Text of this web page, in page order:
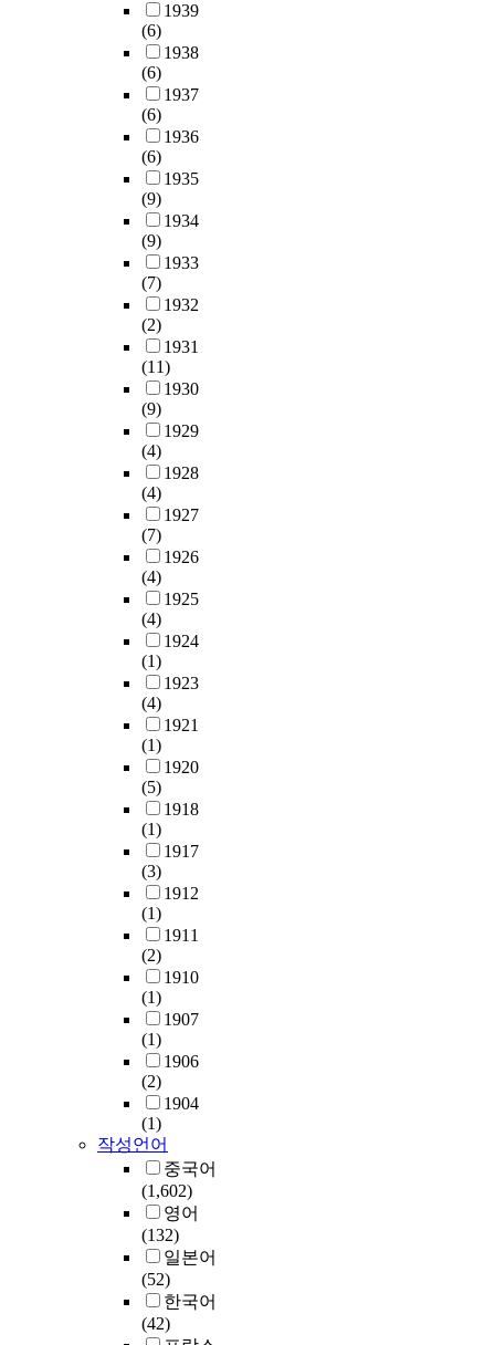
1939
(6)
1938
(6)
1937
(6)
1936
(6)
1935
(9)
1934
(9)
1933
(7)
1932
(2)
1931
(11)
1930
(9)
1929
(4)
1928
(4)
1927
(7)
1926
(4)
1925
(4)
1924
(1)
1923
(4)
1921
(1)
1920
(5)
1918
(1)
1917
(3)
1912
(1)
1911
(2)
1910
(1)
1907
(1)
1906
(2)
1904
(1)
작성언어
중국어
(1,602)
영어
(132)
일본어
(52)
한국어
(42)